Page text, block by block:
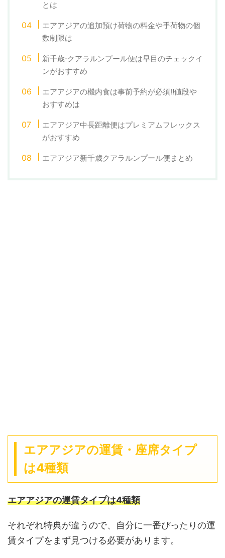
とは
エアアジアの追加預け荷物の料金や手荷物の個
数制限は
新千歳‐クアラルンプール便は早目のチェックイ
ンがおすすめ
エアアジアの機内食は事前予約が必須‼値段や
おすすめは
エアアジア中長距離便はプレミアムフレックス
がおすすめ
エアアジア新千歳クアラルンプール便まとめ
エアアジアの運賃・座席タイプ
は4種類
エアアジアの運賃タイプは4種類
それぞれ特典が違うので、自分に一番ぴったりの運
賃タイプをまず見つける必要があります。